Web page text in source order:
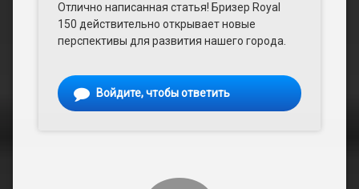
Отлично написанная статья! Бризер Royal
150 действительно открывает новые
перспективы для развития нашего города.
Войдите, чтобы ответить